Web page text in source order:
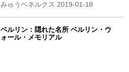
みゅうベネルクス 2019-01-18
ベルリン：隠れた名所 ベルリン・ウ
ォール・メモリアル